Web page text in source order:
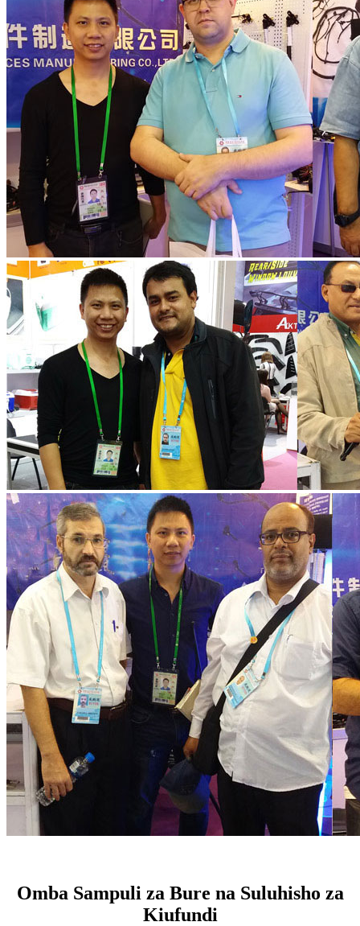
Omba Sampuli za Bure na Suluhisho za
Kiufundi